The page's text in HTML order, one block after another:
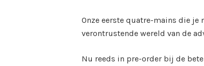
Onze eerste quatre-mains die je
verontrustende wereld van de
Nu reeds in pre-order bij de